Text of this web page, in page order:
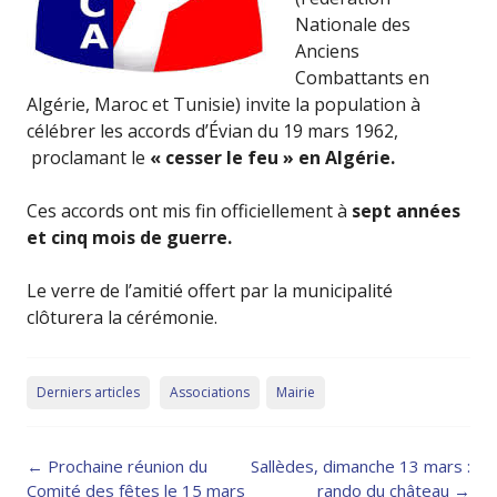
Nationale des
Anciens
Combattants en
Algérie, Maroc et Tunisie) invite la population à
célébrer les accords d’Évian du 19 mars 1962,
proclamant le « cesser le feu » en Algérie.
Ces accords ont mis fin officiellement à sept années
et cinq mois de guerre.
Le verre de l’amitié offert par la municipalité
clôturera la cérémonie.
Derniers articles Associations Mairie
Post
navigation
← Prochaine réunion du
Comité des fêtes le 15 mars
Sallèdes, dimanche 13 mars :
rando du château →